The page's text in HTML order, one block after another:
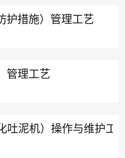
护措施）管理工艺
管理工艺
吐泥机）操作与维护工